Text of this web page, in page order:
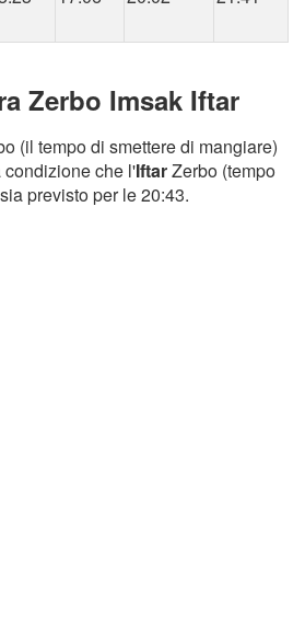
Zerbo Imsak Iftar
(il tempo di smettere di mangiare)
condizione che l'IftarZerbo (tempo
previsto per le 20:43.